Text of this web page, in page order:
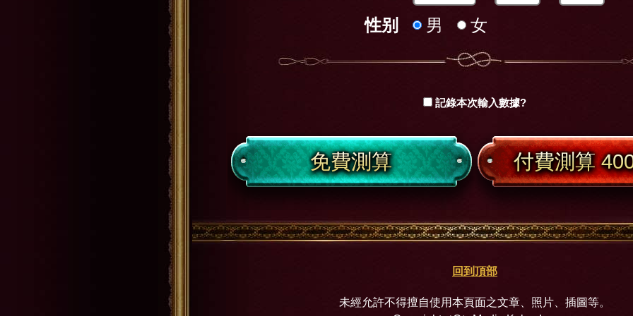
性别 男 女
記錄本次輸入數據?
免費測算 付費測算
回到頂部
未經允許不得擅自使用本頁面之文章、照片、插圖等。